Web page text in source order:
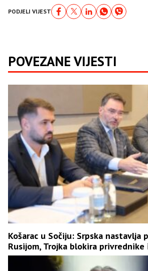
PODJELI VIJEST
POVEZANE VIJESTI
Košarac u Sočiju: Srpska nastavlja
Rusijom, Trojka blokira privrednike